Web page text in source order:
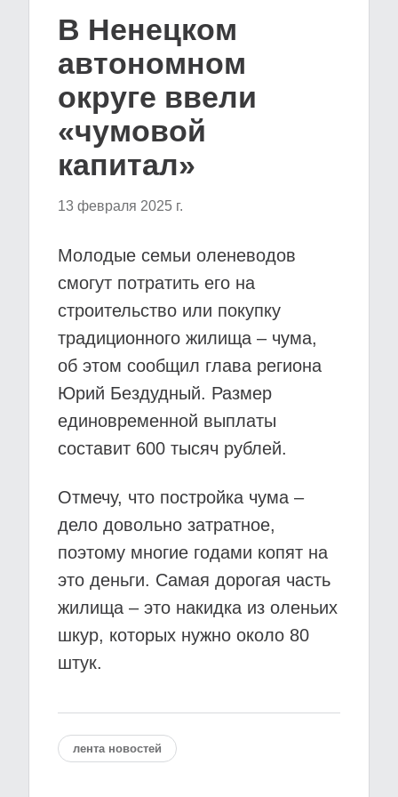
В Ненецком
автономном
округе ввели
«чумовой
капитал»
13 февраля 2025 г.
Молодые семьи оленеводов
смогут потратить его на
строительство или покупку
традиционного жилища – чума,
об этом сообщил глава региона
Юрий Бездудный. Размер
единовременной выплаты
составит 600 тысяч рублей.
Отмечу, что постройка чума –
дело довольно затратное,
поэтому многие годами копят на
это деньги. Самая дорогая часть
жилища – это накидка из оленьих
шкур, которых нужно около 80
штук.
лента новостей